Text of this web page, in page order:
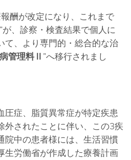
酬が改定になり、これまで
が、診察・検査結果で個人に
て、より専門的・総合的な治
管理料Ⅱ ”へ移行されまし
圧症、脂質異常症が特定疾患
外されたことに伴い、この3疾
中の患者様には、 生活習慣
労働省が作成した療養計画